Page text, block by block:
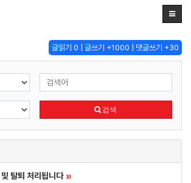
글읽기 0 | 글쓰기 +1000 | 댓글쓰기 +30
검색
탈퇴 처리됩니다 10